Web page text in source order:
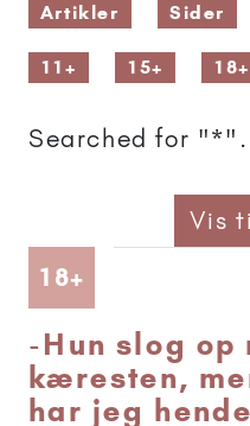
Artikler
Sider
11+ 15+ 18+
Searched for "*".
Vis
18+ Artikler
-Hun slog op
kæresten,
har jeg